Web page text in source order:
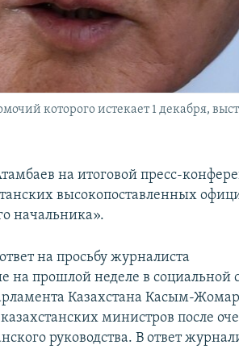
которого истекает 1 декабря,
на итоговой пресс-
высокопоставленных
начальника».
на просьбу журналиста
на прошлой неделе в социальной
Казахстана Касым-
министров после
руководства. В ответ